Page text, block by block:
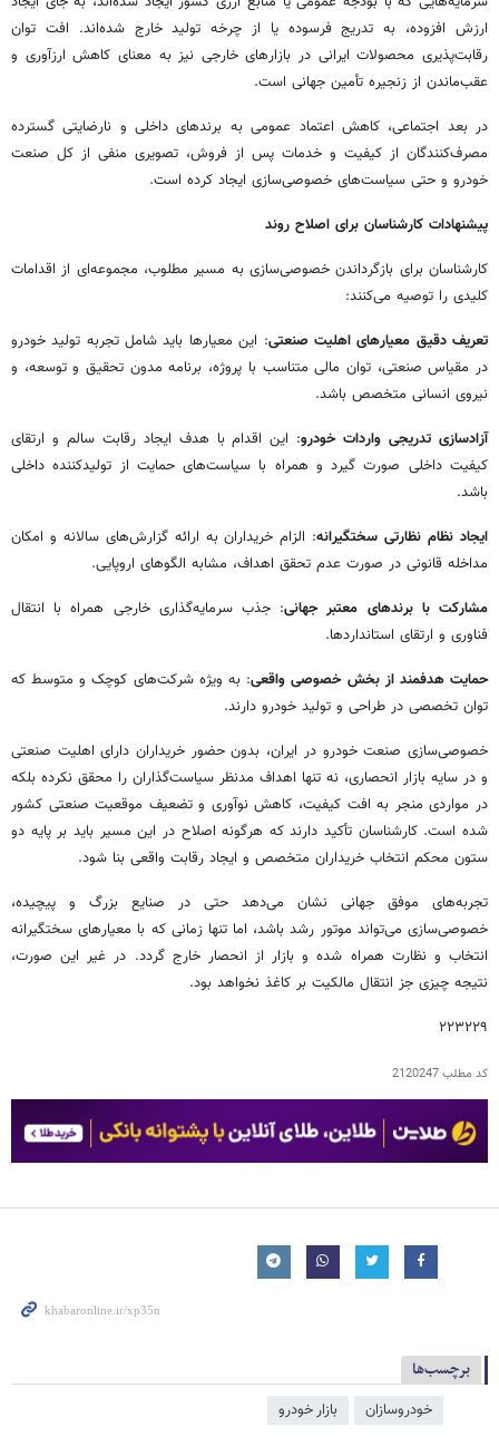
ارزش افزوده، به تدریج فرسوده یا از چرخه تولید خارج شده‌اند. افت توان
رقابت‌پذیری محصولات ایرانی در بازارهای خارجی نیز به معنای کاهش ارزآوری و
عقب‌ماندن از زنجیره تأمین جهانی است.
در بعد اجتماعی، کاهش اعتماد عمومی به برندهای داخلی و نارضایتی گسترده
مصرف‌کنندگان از کیفیت و خدمات پس از فروش، تصویری منفی از کل صنعت
خودرو و حتی سیاست‌های خصوصی‌سازی ایجاد کرده است.
پیشنهادات کارشناسان برای اصلاح روند
کارشناسان برای بازگرداندن خصوصی‌سازی به مسیر مطلوب، مجموعه‌ای از اقدامات
کلیدی را توصیه می‌کنند:
تعریف دقیق معیارهای اهلیت صنعتی: این معیارها باید شامل تجربه تولید خودرو
در مقیاس صنعتی، توان مالی متناسب با پروژه، برنامه مدون تحقیق و توسعه، و
نیروی انسانی متخصص باشد.‌
آزادسازی تدریجی واردات خودرو: این اقدام با هدف ایجاد رقابت سالم و ارتقای
کیفیت داخلی صورت گیرد و همراه با سیاست‌های حمایت از تولیدکننده داخلی
باشد.‌
ایجاد نظام نظارتی سختگیرانه: الزام خریداران به ارائه گزارش‌های سالانه و امکان
مداخله قانونی در صورت عدم تحقق اهداف، مشابه الگوهای اروپایی.‌
مشارکت با برندهای معتبر جهانی: جذب سرمایه‌گذاری خارجی همراه با انتقال
فناوری و ارتقای استانداردها.‌
حمایت هدفمند از بخش خصوصی واقعی: به ویژه شرکت‌های کوچک و متوسط که
توان تخصصی در طراحی و تولید خودرو دارند.
خصوصی‌سازی صنعت خودرو در ایران، بدون حضور خریداران دارای اهلیت صنعتی
و در سایه بازار انحصاری، نه تنها اهداف مدنظر سیاست‌گذاران را محقق نکرده بلکه
در مواردی منجر به افت کیفیت، کاهش نوآوری و تضعیف موقعیت صنعتی کشور
شده است. کارشناسان تأکید دارند که هرگونه اصلاح در این مسیر باید بر پایه دو
ستون محکم انتخاب خریداران متخصص و ایجاد رقابت واقعی بنا شود.
تجربه‌های موفق جهانی نشان می‌دهد حتی در صنایع بزرگ و پیچیده،
خصوصی‌سازی می‌تواند موتور رشد باشد، اما تنها زمانی که با معیارهای سختگیرانه
انتخاب و نظارت همراه شده و بازار از انحصار خارج گردد. در غیر این صورت،
نتیجه چیزی جز انتقال مالکیت بر کاغذ نخواهد بود.
۲۲۳۲۲۹
کد مطلب2120247
برچسب‌ها
خودروسازان بازار خودرو